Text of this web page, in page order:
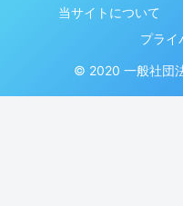
当サイトについて
プライ
© 2020 一般社団